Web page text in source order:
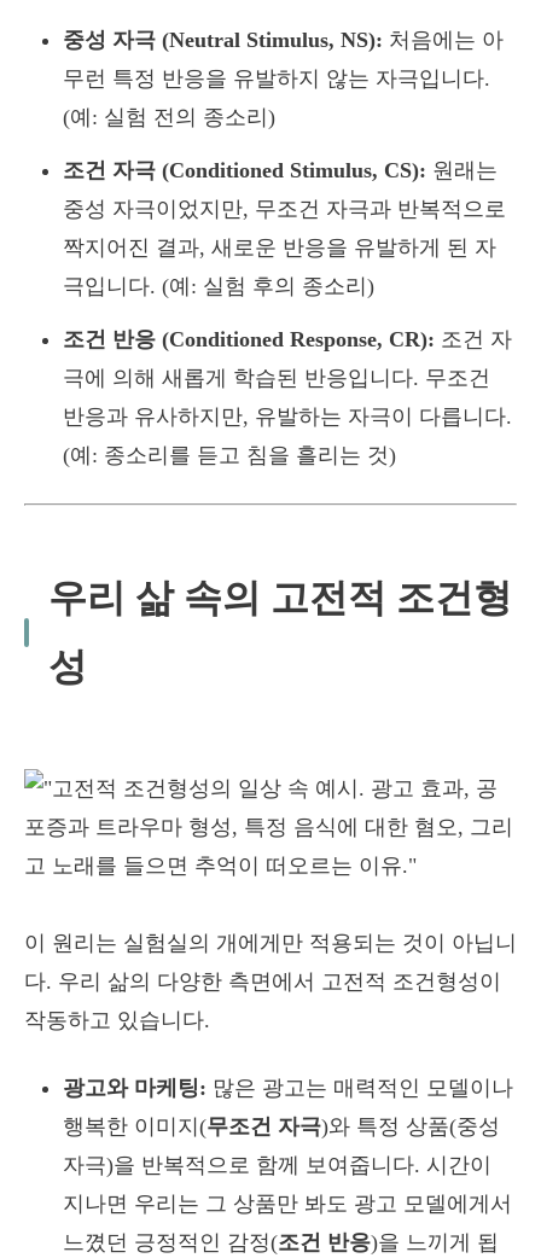
중성 자극 (Neutral Stimulus, NS): 처음에는 아
무런 특정 반응을 유발하지 않는 자극입니다.
(예: 실험 전의 종소리)
조건 자극 (Conditioned Stimulus, CS): 원래는
중성 자극이었지만, 무조건 자극과 반복적으로
짝지어진 결과, 새로운 반응을 유발하게 된 자
극입니다. (예: 실험 후의 종소리)
조건 반응 (Conditioned Response, CR): 조건 자
극에 의해 새롭게 학습된 반응입니다. 무조건
반응과 유사하지만, 유발하는 자극이 다릅니다.
(예: 종소리를 듣고 침을 흘리는 것)
우리 삶 속의 고전적 조건형
성
이 원리는 실험실의 개에게만 적용되는 것이 아닙니
다. 우리 삶의 다양한 측면에서 고전적 조건형성이
작동하고 있습니다.
광고와 마케팅: 많은 광고는 매력적인 모델이나
행복한 이미지(무조건 자극)와 특정 상품(중성
자극)을 반복적으로 함께 보여줍니다. 시간이
지나면 우리는 그 상품만 봐도 광고 모델에게서
느꼈던 긍정적인 감정(조건 반응)을 느끼게 됩